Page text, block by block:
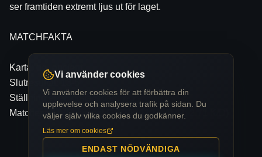
Vi använder cookies
Vi använder cookies för att förbättra din
upplevelse och analysera trafik på sidan. Du
väljer själv vilka cookies du godkänner.
Läs mer om cookies
ENDAST NÖDVÄNDIGA
ser framtiden extremt ljus ut för laget.
MATCHFAKTA
Karta: de_ancient
Slutresultat: 13-5
Ställning efter första sidan: 7-5
Matchens MVP: kuzzel (19/7/8, 112.4 ADR, 2.71 K/D)